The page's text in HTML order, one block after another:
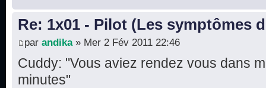
Re: 1x01 - Pilot (Les symptômes
par andika» Mer 2 Fév 2011 22:46
Cuddy: "Vous aviez rendez vous dans
minutes"